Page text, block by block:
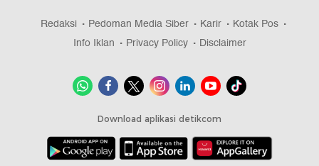
Redaksi Pedoman Media Siber Karir
Kotak Pos
Info Iklan
Privacy Policy Disclaimer
Download aplikasi detikcom